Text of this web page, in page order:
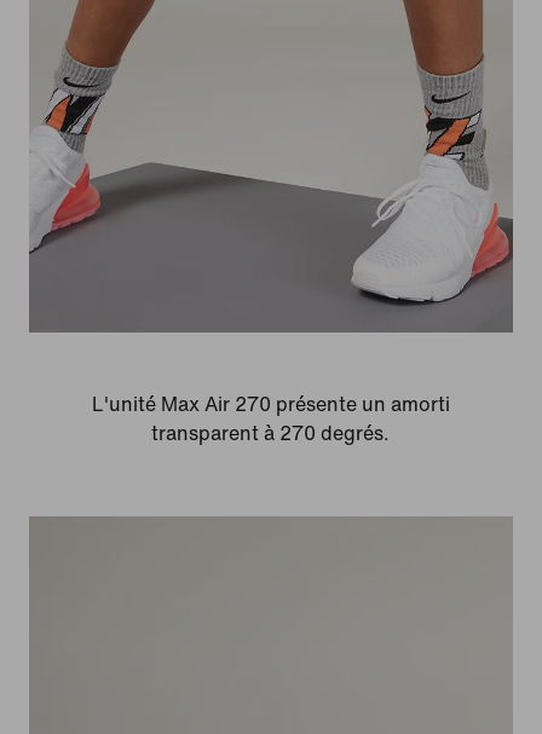
L'unité Max Air 270 présente un amorti
transparent à 270 degrés.